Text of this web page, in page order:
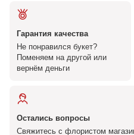
Гарантия качества
Не понравился букет?
Поменяем на другой или
вернём деньги
Остались вопросы
Свяжитесь с флористом